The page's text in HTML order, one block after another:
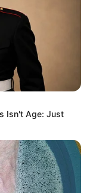
Isn't Age: Just